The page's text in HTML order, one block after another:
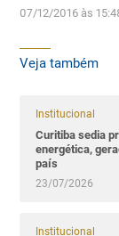
07/12/2016 às
Veja também
Institucional
Curitiba sedia
energética,
país
23/07/2026
Institucional